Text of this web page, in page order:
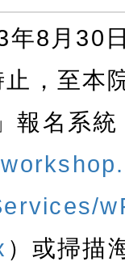
年8月30
，至本
報名系統
）或掃描